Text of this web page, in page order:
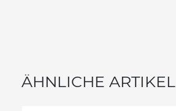
ÄHNLICHE ARTIKEL